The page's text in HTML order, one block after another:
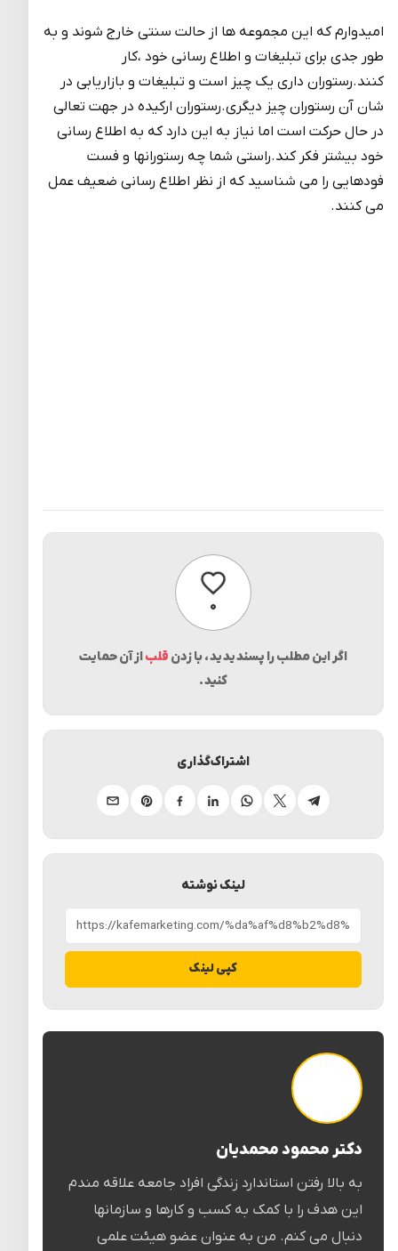
امیدوارم که این مجموعه ها از حالت سنتی خارج شوند و به
طور جدی برای تبلیغات و اطلاع رسانی خود ،کار
کنند.رستوران داری یک چیز است و تبلیغات و بازاریابی در
شان آن رستوران چیز دیگری.رستوران ارکیده در جهت تعالی
در حال حرکت است اما نیاز به این دارد که به اطلاع رسانی
خود بیشتر فکر کند.راستی شما چه رستورانها و فست
فودهایی را می شناسید که از نظر اطلاع رسانی ضعیف عمل
می کنند.
۰پسندیدن
اگر این مطلب را پسندیدید، با زدن قلباز آن حمایت
کنید.
لینک نوشته
کپی لینک
اشتراک‌گذاری
تلگرامایکسواتساپلینکدینفیسبوکپینترستایمیل
دکتر محمود محمدیان
به بالا رفتن استاندارد زندگی افراد جامعه علاقه مندم
این هدف را با کمک به کسب و کارها و سازمانها
دنبال می کنم. من به عنوان عضو هیئت علمی